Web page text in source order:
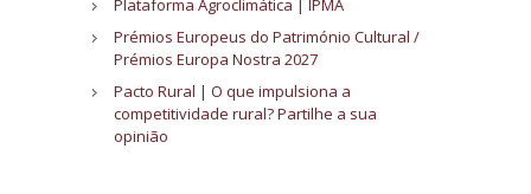
Plataforma Agroclimática | IPMA
Prémios Europeus do Património Cultural /
Prémios Europa Nostra 2027
Pacto Rural | O que impulsiona a
competitividade rural? Partilhe a sua
opinião